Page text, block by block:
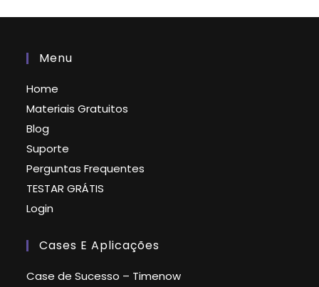
Menu
Home
Materiais Gratuitos
Blog
Suporte
Perguntas Frequentes
TESTAR GRÁTIS
Login
Cases E Aplicações
Case de Sucesso – Timenow